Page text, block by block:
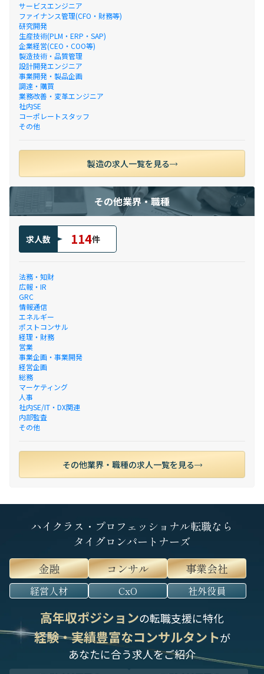
サービスエンジニア
ファイナンス管理(CFO・財務等)
研究開発
生産技術(PLM・ERP・SAP)
企業経営(CEO・COO等)
製造技術・品質管理
設計開発エンジニア
事業開発・製品企画
調達・購買
業務改善・変革エンジニア
社内SE
コーポレートスタッフ
その他
製造の求人一覧を見る
その他業界・職種
求人数 114件
法務・知財
広報・IR
GRC
情報通信
エネルギー
ポストコンサル
経理・財務
営業
事業企画・事業開発
経営企画
総務
マーケティング
人事
社内SE/IT・DX関連
内部監査
その他
その他業界・職種の求人一覧を見る
ハイクラス・プロフェッショナル転職なら
タイグロンパートナーズ
金融
コンサル 事業会社
経営人材 CxO 社外役員
高年収ポジションの転職支援に特化
経験・実績豊富なコンサルタントが
あなたに合う求人をご紹介